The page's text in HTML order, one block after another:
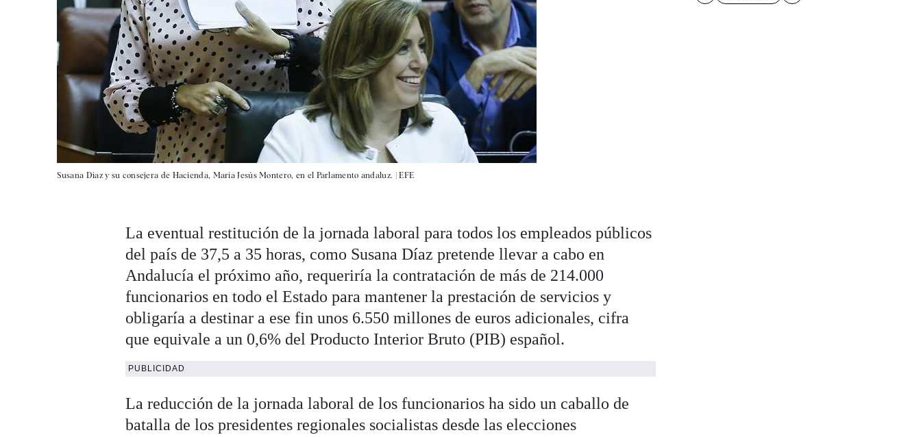
Susana Díaz y su consejera de Hacienda, María Jesús Montero, en el Parlamento andaluz. |EFE
La eventual restitución de la jornada laboral para todos los empleados públicos
del país de 37,5 a 35 horas, como Susana Díaz pretende llevar a cabo en
Andalucía el próximo año, requeriría la contratación de más de 214.000
funcionarios en todo el Estado para mantener la prestación de servicios y
obligaría a destinar a ese fin unos 6.550 millones de euros adicionales, cifra
que equivale a un 0,6% del Producto Interior Bruto (PIB) español.
PUBLICIDAD
La reducción de la jornada laboral de los funcionarios ha sido un caballo de
batalla de los presidentes regionales socialistas desde las elecciones